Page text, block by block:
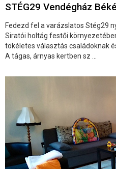
STÉG29 Vendégház
Fedezd fel a varázslatos Stég29
Siratói holtág festői
tökéletes választás családoknak
A tágas, árnyas kertben sz ...